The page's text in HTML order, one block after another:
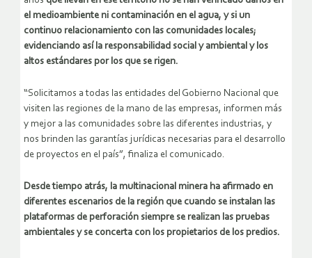
el medioambiente ni contaminación en el agua, y si un
continuo relacionamiento con las comunidades locales;
evidenciando así la responsabilidad social y ambiental y los
altos estándares por los que se rigen.
“Solicitamos a todas las entidades del Gobierno Nacional que
visiten las regiones de la mano de las empresas, informen más
y mejor a las comunidades sobre las diferentes industrias, y
nos brinden las garantías jurídicas necesarias para el desarrollo
de proyectos en el país”, finaliza el comunicado.
Desde tiempo atrás, la multinacional minera ha afirmado en
diferentes escenarios de la región que cuando se instalan las
plataformas de perforación siempre se realizan las pruebas
ambientales y se concerta con los propietarios de los predios.